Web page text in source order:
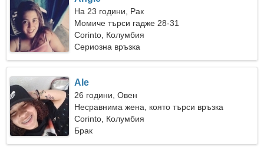
На 23 години, Рак
Момиче търси гадже 28-31
Corinto, Колумбия
Сериозна връзка
Ale
26 години, Овен
Несравнима жена, която търси връзка
Corinto, Колумбия
Брак